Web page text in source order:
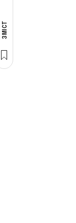
ЗМІСТ